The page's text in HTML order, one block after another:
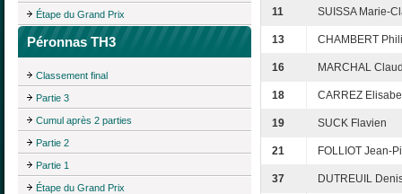
Étape du Grand Prix
Péronnas TH3
Classement final
Partie 3
Cumul après 2 parties
Partie 2
Partie 1
Étape du Grand Prix
11 SUISSA Marie-
13 CHAMBERT
16 MARCHAL
18 CARREZ
19 SUCK Flavien
21 FOLLIOT Jean-
37 DUTREUIL